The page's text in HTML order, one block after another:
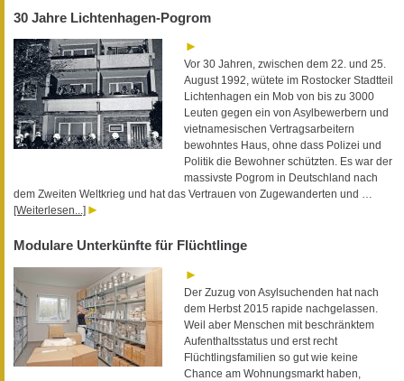
30 Jahre Lichtenhagen-Pogrom
Vor 30 Jahren, zwischen dem 22. und 25.
August 1992, wütete im Rostocker Stadtteil
Lichtenhagen ein Mob von bis zu 3000
Leuten gegen ein von Asylbewerbern und
vietnamesischen Vertragsarbeitern
bewohntes Haus, ohne dass Polizei und
Politik die Bewohner schützten. Es war der
massivste Pogrom in Deutschland nach
dem Zweiten Weltkrieg und hat das Vertrauen von Zugewanderten und …
[Weiterlesen...]
Modulare Unterkünfte für Flüchtlinge
Der Zuzug von Asylsuchenden hat nach
dem Herbst 2015 rapide nachgelassen.
Weil aber Menschen mit beschränktem
Aufenthaltsstatus und erst recht
Flüchtlingsfamilien so gut wie keine
Chance am Wohnungsmarkt haben,